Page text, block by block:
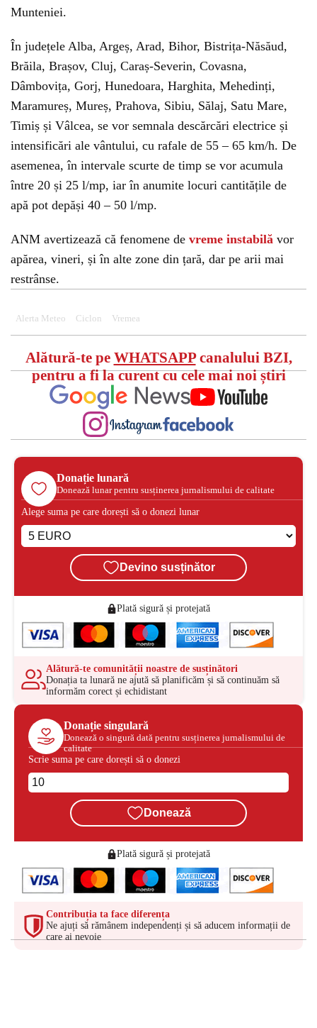
Munteniei.
În județele Alba, Argeș, Arad, Bihor, Bistrița-Năsăud,
Brăila, Brașov, Cluj, Caraș-Severin, Covasna,
Dâmbovița, Gorj, Hunedoara, Harghita, Mehedinți,
Maramureș, Mureș, Prahova, Sibiu, Sălaj, Satu Mare,
Timiș și Vâlcea, se vor semnala descărcări electrice și
intensificări ale vântului, cu rafale de 55 – 65 km/h. De
asemenea, în intervale scurte de timp se vor acumula
între 20 și 25 l/mp, iar în anumite locuri cantitățile de
apă pot depăși 40 – 50 l/mp.
ANM avertizează că fenomene de vreme instabilă vor
apărea, vineri, și în alte zone din țară, dar pe arii mai
restrânse.
Alerta Meteo Ciclon Vremea
Alătură-te pe WHATSAPPcanalului BZI,
pentru a fi la curent cu cele mai noi știri
Donație lunară
Donează lunar pentru susținerea jurnalismului de calitate
Alege suma pe care dorești să o donezi lunar
Devino susținător
Plată sigură și protejată
Alătură-te comunității noastre de susținători
Donația ta lunară ne ajută să planificăm și să continuăm să
informăm corect și echidistant
Donație singulară
Donează o singură dată pentru susținerea jurnalismului de
calitate
Scrie suma pe care dorești să o donezi
Donează
Plată sigură și protejată
Contribuția ta face diferența
Ne ajuți să rămânem independenți și să aducem informații de
care ai nevoie